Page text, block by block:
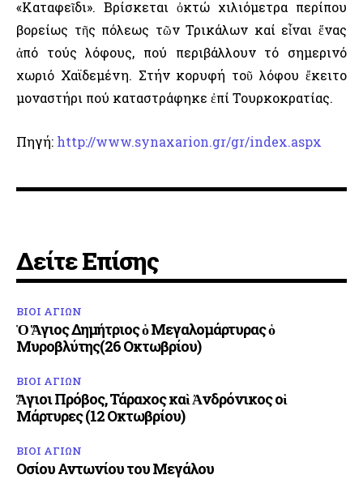
«Καταφεῖδι». Βρίσκεται ὀκτώ χιλιόμετρα περίπου
βορείως τῆς πόλεως τῶν Τρικάλων καί εἶναι ἕνας
ἀπό τούς λόφους, πού περιβάλλουν τό σημερινό
χωριό Χαϊδεμένη. Στήν κορυφή τοῦ λόφου ἔκειτο
μοναστήρι πού καταστράφηκε ἐπί Τουρκοκρατίας.
Πηγή: http://www.synaxarion.gr/gr/index.aspx
Δείτε Επίσης
ΒΙΟΙ ΑΓΙΩΝ
Ὁ Ἅγιος Δημήτριος ὁ Μεγαλομάρτυρας ὁ
Μυροβλύτης(26 Οκτωβρίου)
ΒΙΟΙ ΑΓΙΩΝ
Ἅγιοι Πρόβος, Τάραχος καὶ Ἀνδρόνικος οἱ
Μάρτυρες (12 Οκτωβρίου)
ΒΙΟΙ ΑΓΙΩΝ
Οσίου Αντωνίου του Μεγάλου